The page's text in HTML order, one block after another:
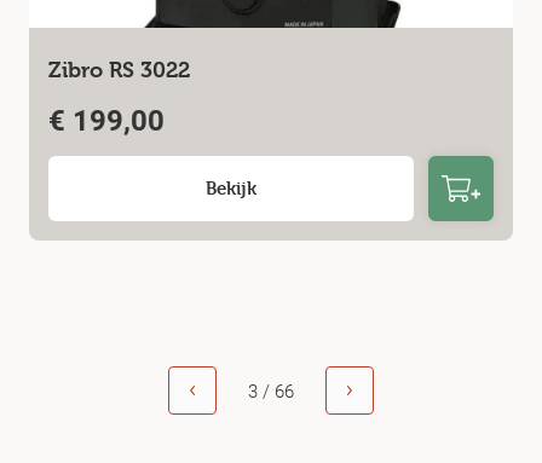
Zibro RS 3022
€ 199,00
Bekijk
3 / 66